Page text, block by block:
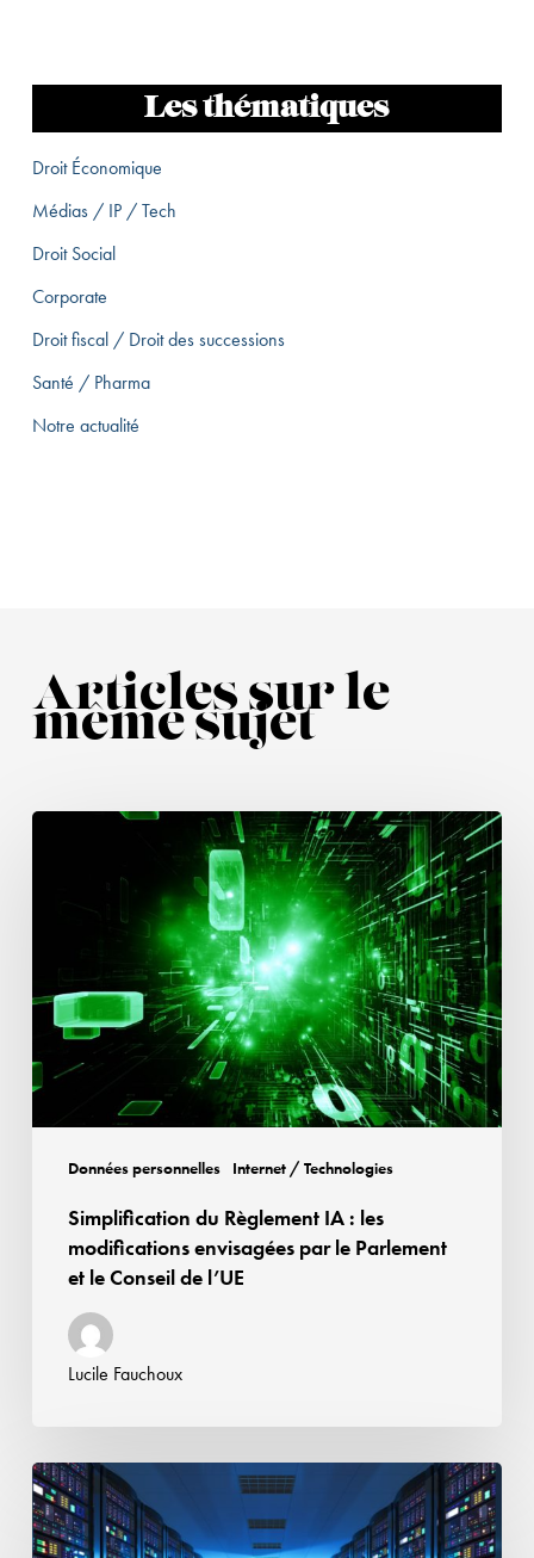
Les thématiques
Droit Économique
Médias / IP / Tech
Droit Social
Corporate
Droit fiscal / Droit des successions
Santé / Pharma
Notre actualité
Articles sur le
même sujet
Données personnelles Internet / Technologies
Simplification
les
modifications
envisagées
par
le
Parlement
Conseil
Simplification du Règlement IA : les
modifications envisagées par le Parlement
et le Conseil de l’UE
Lucile Fauchoux
Airbnb
peut-
elle